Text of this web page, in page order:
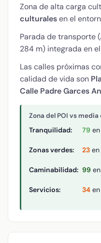
Zona de alta carga
culturalesen el
Parada de transporte
284 m) integrada en
Las calles próximas
calidad de vida son
Calle Padre Garces
Zona del POI vs media
Tranquilidad: 79
Zonas verdes: 23 en
Caminabilidad: 99
Servicios: 34